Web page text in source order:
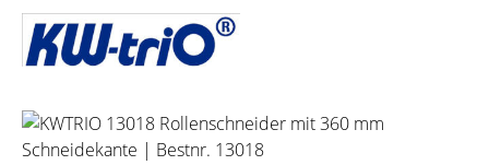
Bildergalerie überspringen